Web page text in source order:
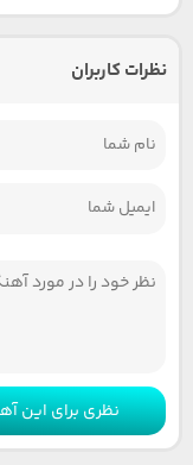
نظرات کاربران
نظری برای این